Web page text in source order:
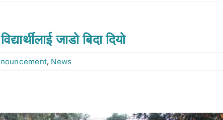
जाडो बिदा दियो
, News